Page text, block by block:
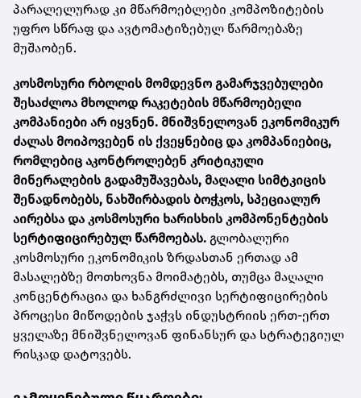
პარალელურად კი მწარმოებლები კომპოზიტების
უფრო სწრაფ და ავტომატიზებულ წარმოებაზე
მუშაობენ.
კოსმოსური რბოლის მომდევნო გამარჯვებულები
შესაძლოა მხოლოდ რაკეტების მწარმოებელი
კომპანიები არ იყვნენ. მნიშვნელოვან ეკონომიკურ
ძალას მოიპოვებენ ის ქვეყნებიც და კომპანიებიც,
რომლებიც აკონტროლებენ კრიტიკული
მინერალების გადამუშავებას, მაღალი სიმტკიცის
შენადნობებს, ნახშირბადის ბოჭკოს, სპეციალურ
აირებსა და კოსმოსური ხარისხის კომპონენტების
სერტიფიცირებულ წარმოებას. გლობალური
კოსმოსური ეკონომიკის ზრდასთან ერთად ამ
მასალებზე მოთხოვნა მოიმატებს, თუმცა მაღალი
კონცენტრაცია და ხანგრძლივი სერტიფიცირების
პროცესი მიწოდების ჯაჭვს ინდუსტრიის ერთ-ერთ
ყველაზე მნიშვნელოვან ფინანსურ და სტრატეგიულ
რისკად დატოვებს.